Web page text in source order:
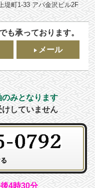
堤町1-33 アパ金沢ビル2F
も承っております。
メール
みとなります
していません
4時30分